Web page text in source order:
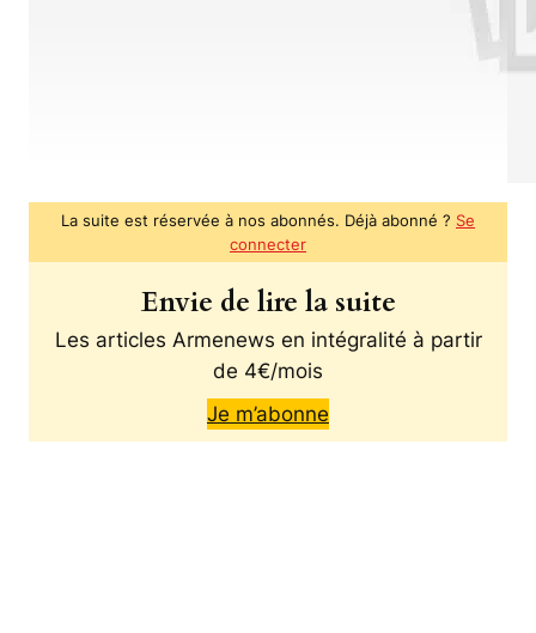
La suite est réservée à nos abonnés. Déjà abonné ? Se
connecter
Envie de lire la suite
Les articles Armenews en intégralité à partir
de 4€/mois
Je m’abonne